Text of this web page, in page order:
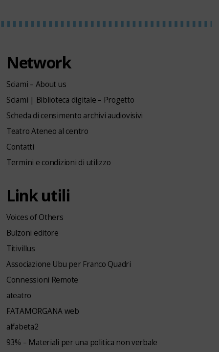
Network
Sciami – About us
Sciami | Biblioteca digitale – Progetto
Scheda di censimento archivi audiovisivi
Teatro Ateneo al centro
Contatti
Termini e condizioni di utilizzo
Link utili
Voices of Others
Bulzoni editore
Titivillus
Associazione Ubu per Franco Quadri
Connessioni Remote
ateatro
FATAMORGANA web
alfabeta2
93% – Materiali per una politica non verbale